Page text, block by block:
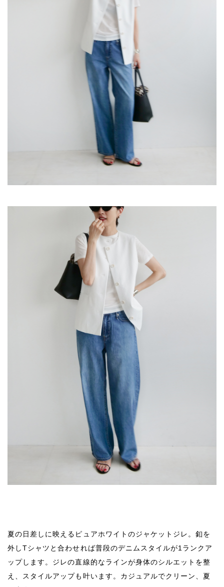
夏の日差しに映えるピュアホワイトのジャケットジレ。釦を
外しTシャツと合わせれば普段のデニムスタイルが1ランクア
ップします。ジレの直線的なラインが身体のシルエットを整
え、スタイルアップも叶います。カジュアルでクリーン、夏